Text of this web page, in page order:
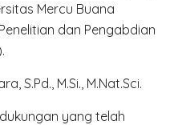
Mercu Buana
dan Pengabdian
S.Pd., M.Si., M.Nat.Sci.
yang telah